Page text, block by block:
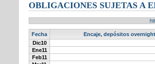
OBLIGACIONES SUJETAS A
Fecha
Encaje, depósitos
Dic10
Ene11
Feb11